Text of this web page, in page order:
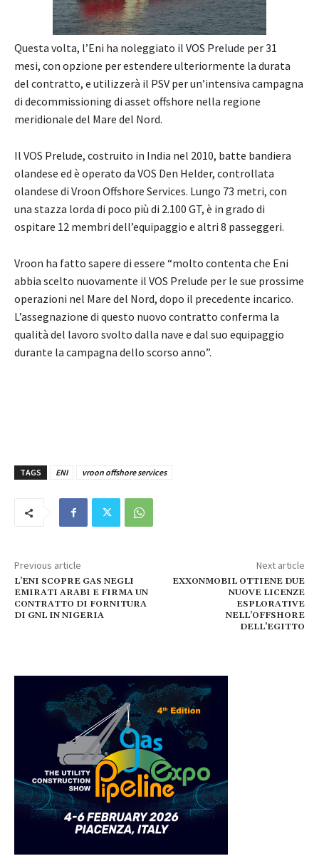
Questa volta, l’Eni ha noleggiato il VOS Prelude per 31
mesi, con opzione per estendere ulteriormente la durata
del contratto, e utilizzerà il PSV per un’intensiva campagna
di decommissioning di asset offshore nella regione
meridionale del Mare del Nord.
Il VOS Prelude, costruito in India nel 2010, batte bandiera
olandese ed è operato da VOS Den Helder, controllata
olandese di Vroon Offshore Services. Lungo 73 metri, con
una stazza lorda di poco più di 2.100 GT, è in grado di
ospitare 12 membri dell’equipaggio e altri 8 passeggeri.
Vroon ha fatto sapere di essere “molto contenta che Eni
abbia scelto nuovamente il VOS Prelude per le sue prossime
operazioni nel Mare del Nord, dopo il precedente incarico.
L’assegnazione di questo nuovo contratto conferma la
qualità del lavoro svolto dalla nave e dal suo equipaggio
durante la campagna dello scorso anno”.
TAGS ENI vroon offshore services
Previous article
L’ENI SCOPRE GAS NEGLI
EMIRATI ARABI E FIRMA UN
CONTRATTO DI FORNITURA
DI GNL IN NIGERIA
Next article
EXXONMOBIL OTTIENE DUE
NUOVE LICENZE
ESPLORATIVE
NELL’OFFSHORE
DELL’EGITTO